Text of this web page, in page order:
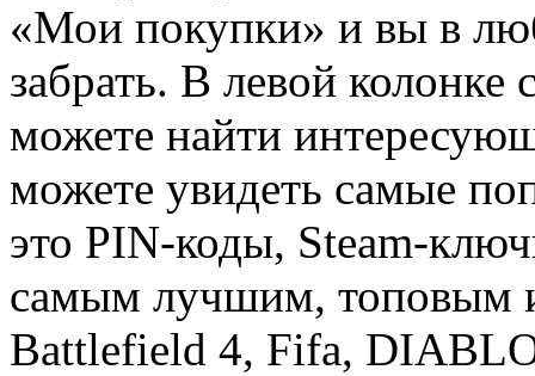
«Мои покупки» и вы в
забрать. В левой
можете найти
можете увидеть самые
это PIN-коды, Steam-
самым лучшим, топовым
Battlefield 4, Fifa,